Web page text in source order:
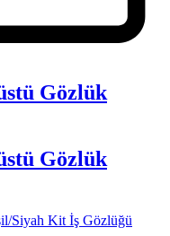
Gözlük
Gözlük